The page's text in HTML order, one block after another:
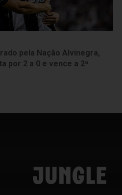
pela Nação Alvinegra,
por 2 a 0 e vence a 2ª